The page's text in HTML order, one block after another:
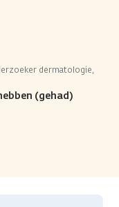
dermatologie,
(gehad)